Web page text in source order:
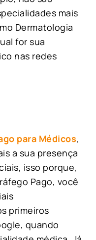
mais
Dermatologia
for sua
nas redes
para Médicos,
a sua presença
isso porque,
Pago, você
primeiros
quando